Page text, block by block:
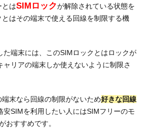
とはSIMロックが解除されている状態を
はその端末で使える回線を制限する機
た端末には、このSIMロックとはロックが
ャリアの端末しか使えないように制限さ
端末なら回線の制限がないため好きな回線
安SIMを利用したい人にはSIMフリーのモ
おすすめです。